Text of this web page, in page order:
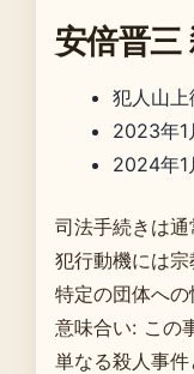
安倍晋
犯人山
2023年1
2024年1
司法手続きは
犯行動機には
特定の団体へ
意味合い: この
単なる殺人事件